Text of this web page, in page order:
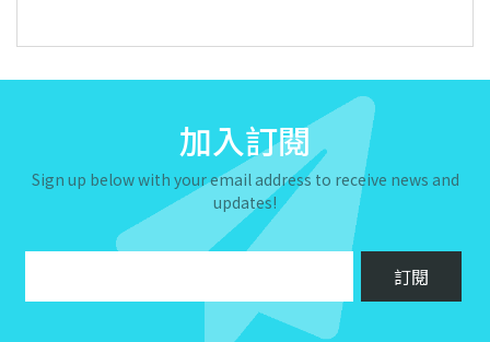
加入訂閱
Sign up below with your email address to receive news and
updates!